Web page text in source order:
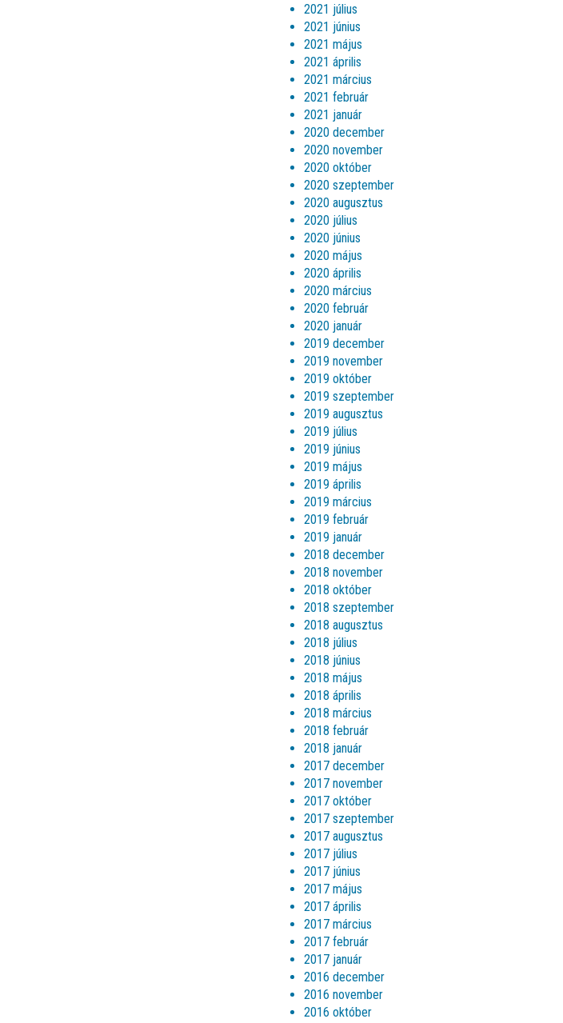
2021 július
2021 június
2021 május
2021 április
2021 március
2021 február
2021 január
2020 december
2020 november
2020 október
2020 szeptember
2020 augusztus
2020 július
2020 június
2020 május
2020 április
2020 március
2020 február
2020 január
2019 december
2019 november
2019 október
2019 szeptember
2019 augusztus
2019 július
2019 június
2019 május
2019 április
2019 március
2019 február
2019 január
2018 december
2018 november
2018 október
2018 szeptember
2018 augusztus
2018 július
2018 június
2018 május
2018 április
2018 március
2018 február
2018 január
2017 december
2017 november
2017 október
2017 szeptember
2017 augusztus
2017 július
2017 június
2017 május
2017 április
2017 március
2017 február
2017 január
2016 december
2016 november
2016 október